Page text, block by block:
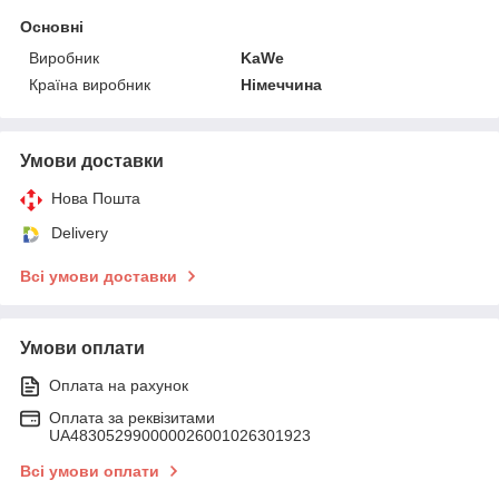
Основні
Виробник
KaWe
Країна виробник
Німеччина
Умови доставки
Нова Пошта
Delivery
Всі умови доставки
Умови оплати
Оплата на рахунок
Оплата за реквізитами
UA483052990000026001026301923
Всі умови оплати